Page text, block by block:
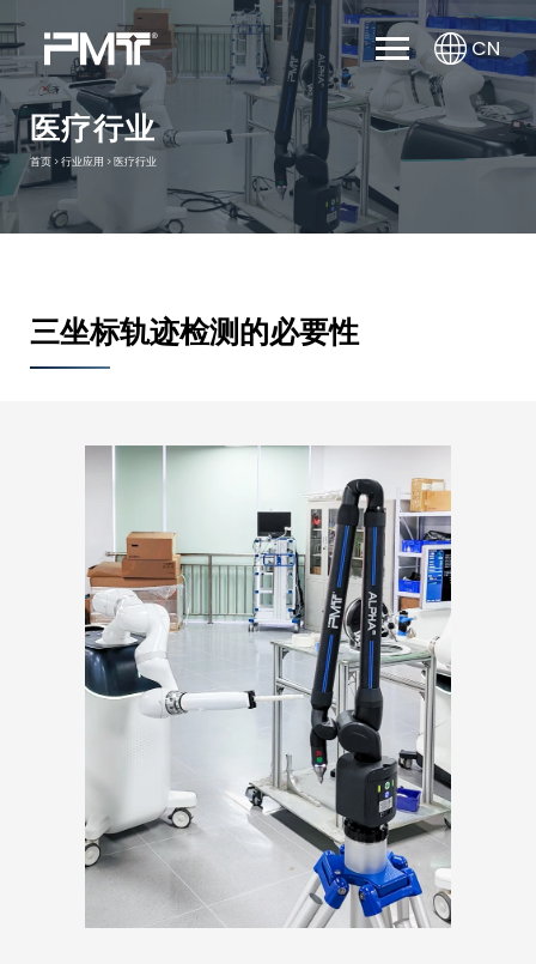
CN
医疗行业
首页 >行业应用 >医疗行业
三坐标轨迹检测的必要性